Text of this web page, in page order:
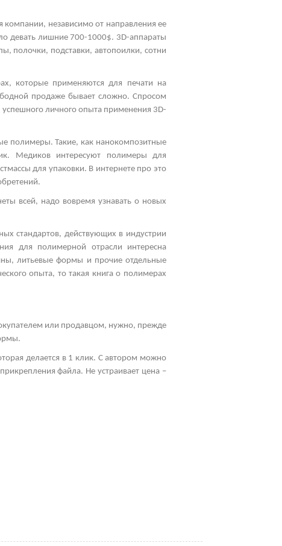
независимо от направления ее
девать лишние 700-1000$. 3D-аппараты
полочки, подставки, автопоилки, сотни
которые применяются для печати на
продаже бывает сложно. Спросом
личного опыта применения 3D-
полимеры. Такие, как нанокомпозитные
Медиков интересуют полимеры для
для упаковки. В интернете про это
всей, надо вовремя узнавать о новых
стандартов, действующих в индустрии
для полимерной отрасли интересна
литьевые формы и прочие отдельные
опыта, то такая книга о полимерах
или продавцом, нужно, прежде
делается в 1 клик. С автором можно
файла. Не устраивает цена –